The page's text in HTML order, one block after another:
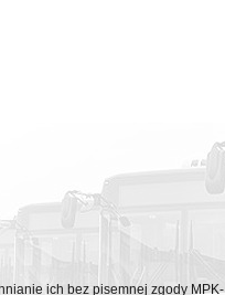
ich bez pisemnej zgody MPK-